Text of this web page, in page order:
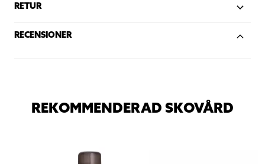
RETUR
RECENSIONER
REKOMMENDERAD SKOVÅRD